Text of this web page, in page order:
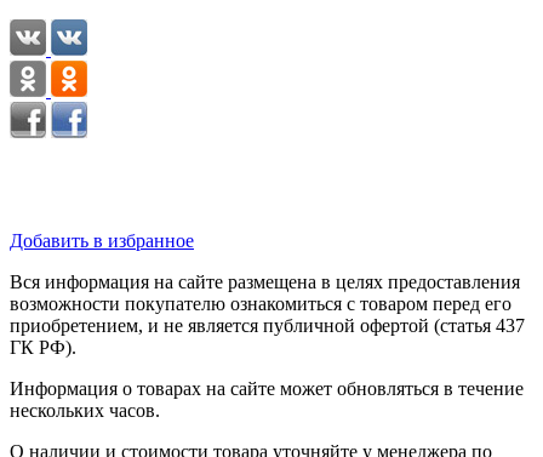
Добавить в избранное
Вся информация на сайте размещена в целях предоставления
возможности покупателю ознакомиться с товаром перед его
приобретением, и не является публичной офертой (статья 437
ГК РФ).
Информация о товарах на сайте может обновляться в течение
нескольких часов.
О наличии и стоимости товара уточняйте у менеджера по